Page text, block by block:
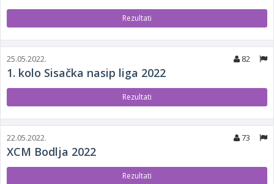
Rezultati
25.05.2022. 82
1. kolo Sisačka nasip liga 2022
Rezultati
22.05.2022. 73
XCM Bodlja 2022
Rezultati